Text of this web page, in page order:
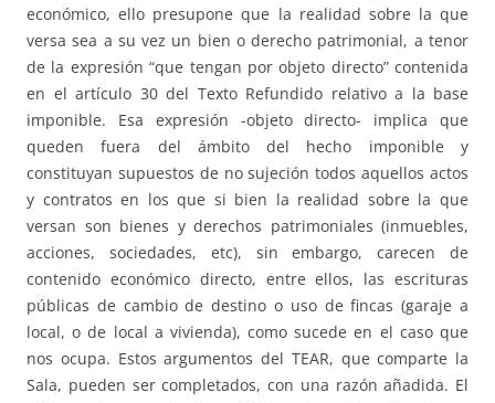
económico, ello presupone que la realidad sobre la que
versa sea a su vez un bien o derecho patrimonial, a tenor
de la expresión “que tengan por objeto directo” contenida
en el artículo 30 del Texto Refundido relativo a la base
imponible. Esa expresión -objeto directo- implica que
queden fuera del ámbito del hecho imponible y
constituyan supuestos de no sujeción todos aquellos actos
y contratos en los que si bien la realidad sobre la que
versan son bienes y derechos patrimoniales (inmuebles,
acciones, sociedades, etc), sin embargo, carecen de
contenido económico directo, entre ellos, las escrituras
públicas de cambio de destino o uso de fincas (garaje a
local, o de local a vivienda), como sucede en el caso que
nos ocupa. Estos argumentos del TEAR, que comparte la
Sala, pueden ser completados, con una razón añadida. El